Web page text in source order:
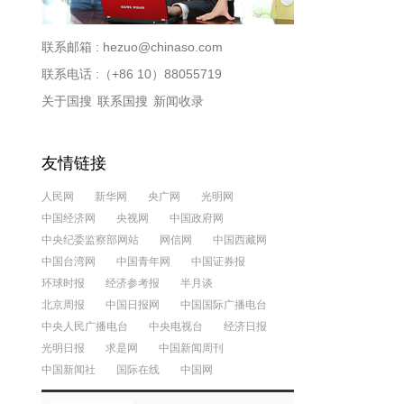
联系邮箱 : hezuo@chinaso.com
联系电话 :（+86 10）88055719
关于国搜 联系国搜 新闻收录
友情链接
人民网 新华网 央广网
光明网
中国经济网
央视网
中国政府网
中央纪委监察部网站
网信网
中国西藏网
中国台湾网
中国青年网
中国证券报
环球时报
经济参考报
半月谈
北京周报
中国日报网
中国国际广播电台
中央人民广播电台
中央电视台
经济日报
光明日报
求是网
中国新闻周刊
中国新闻社
国际在线 中国网